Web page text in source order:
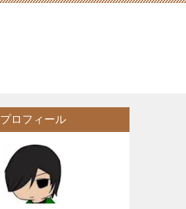
プロフィール